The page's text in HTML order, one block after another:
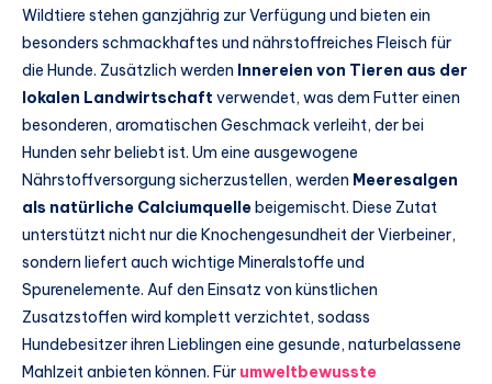
Wildtiere stehen ganzjährig zur Verfügung und bieten ein
besonders schmackhaftes und nährstoffreiches Fleisch für
die Hunde. Zusätzlich werden Innereien von Tieren aus der
lokalen Landwirtschaft verwendet, was dem Futter einen
besonderen, aromatischen Geschmack verleiht, der bei
Hunden sehr beliebt ist. Um eine ausgewogene
Nährstoffversorgung sicherzustellen, werden Meeresalgen
als natürliche Calciumquelle beigemischt. Diese Zutat
unterstützt nicht nur die Knochengesundheit der Vierbeiner,
sondern liefert auch wichtige Mineralstoffe und
Spurenelemente. Auf den Einsatz von künstlichen
Zusatzstoffen wird komplett verzichtet, sodass
Hundebesitzer ihren Lieblingen eine gesunde, naturbelassene
Mahlzeit anbieten können. Für umweltbewusste